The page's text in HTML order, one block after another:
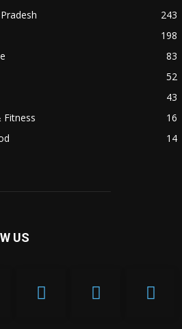
243
198
83
52
43
Fitness
16
14
US